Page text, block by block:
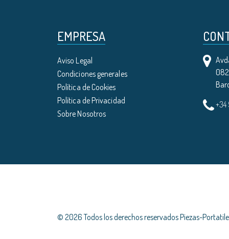
EMPRESA
Aviso Legal
Condiciones generales
Política de Cookies
Política de Privacidad
Sobre Nosotros
© 2026 Todos los derechos reservados Piezas-